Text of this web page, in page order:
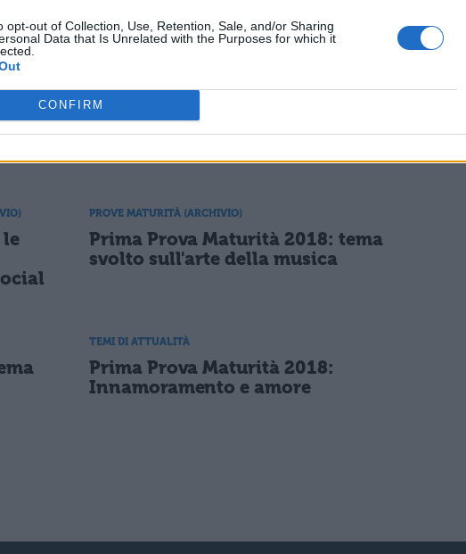
opt-out of Collection, Use, Retention, Sale, and/or Sharing
Data that Is Unrelated with the Purposes for which it
CONFIRM
PROVE MATURITÀ (ARCHIVIO)
sport [MATURITÀ
PROVE MATURITÀ (ARCHIVIO)
Prima Prova Maturità 2018: tema
svolto sull'arte della musica
TEMI DI ATTUALITÀ
Prima Prova Maturità 2018:
Innamoramento e amore